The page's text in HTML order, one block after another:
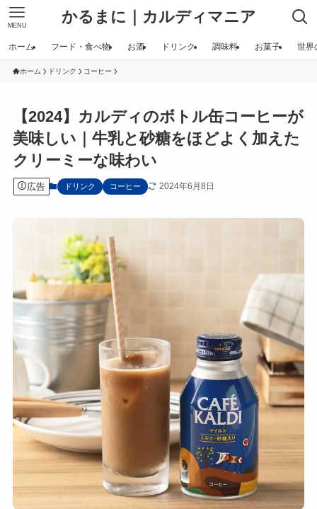
かるまに｜カルディマニア
MENU
ホーム フード・食べ物 お酒 ドリンク 調味料 お菓子 世界
ホーム ドリンク コーヒー
【2024】カルディのボトル缶コーヒーが
美味しい｜牛乳と砂糖をほどよく加えた
クリーミーな味わい
広告 ドリンク コーヒー 2024年6月8日